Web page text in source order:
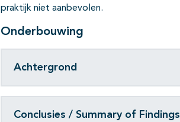
praktijk niet aanbevolen.
Onderbouwing
Achtergrond
Conclusies / Summary of Findings